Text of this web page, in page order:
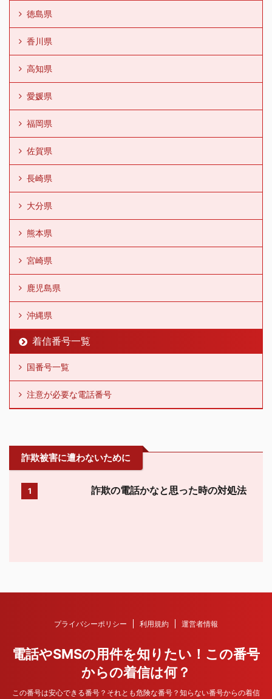
徳島県
香川県
高知県
愛媛県
福岡県
佐賀県
長崎県
大分県
熊本県
宮崎県
鹿児島県
沖縄県
着信番号一覧
国番号一覧
注意が必要な電話番号
詐欺被害に遭わないために
1 詐欺の電話かなと思った時の対処法
プライバシーポリシー 利用規約 運営者情報
電話やSMSの用件を知りたい！この番号
からの着信は何？
この番号は安心できる番号？それとも危険な番号？知らない番号からの着信